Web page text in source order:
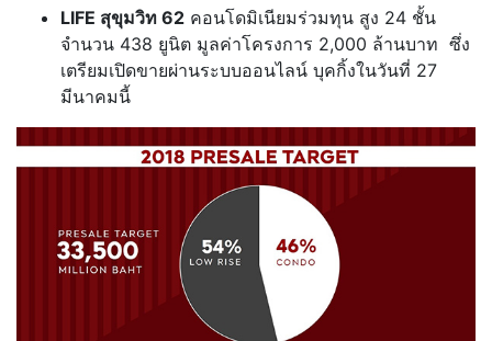
LIFE สุขุมวิท 62 คอนโดมิเนียมร่วมทุน สูง 24 ชั้น
จำนวน 438 ยูนิต มูลค่าโครงการ 2,000 ล้านบาท ซึ่ง
เตรียมเปิดขายผ่านระบบออนไลน์ บุคกิ้งในวันที่ 27
มีนาคมนี้